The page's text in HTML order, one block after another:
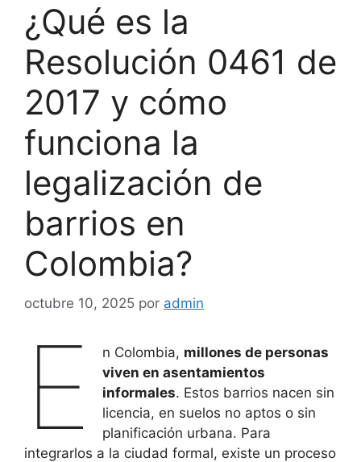
¿Qué es la
Resolución 0461 de
2017 y cómo
funciona la
legalización de
barrios en
Colombia?
octubre 10, 2025 por admin
E n Colombia, millones de personas
viven en asentamientos
informales. Estos barrios nacen sin
licencia, en suelos no aptos o sin
planificación urbana. Para
integrarlos a la ciudad formal, existe un proceso